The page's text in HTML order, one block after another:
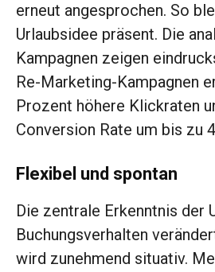
erneut angesprochen. So
Urlaubsidee präsent. Die
Kampagnen zeigen
Re-Marketing-Kampagnen
Prozent höhere Klickraten
Conversion Rate um bis zu
Flexibel und spontan
Die zentrale Erkenntnis der
Buchungsverhalten
wird zunehmend situativ.